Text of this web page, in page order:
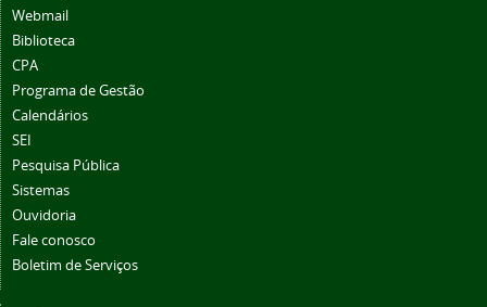
Webmail
Biblioteca
CPA
Programa de Gestão
Calendários
SEI
Pesquisa Pública
Sistemas
Ouvidoria
Fale conosco
Boletim de Serviços